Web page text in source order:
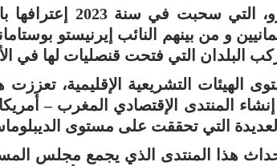
و في البيرو،
و من بينهم النائب إيرنيستو
البلدان التي فتحت قنصليات لها في
الهيئات التشريعية الإقليمية، تعززت
المنتدى الإقتصادي المغرب – أمريكا
التي تحققت على مستوى
هذا المنتدى الذي يجمع مجلس